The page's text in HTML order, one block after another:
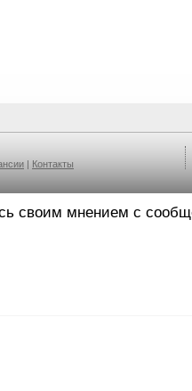
| Контакты
своим мнением с